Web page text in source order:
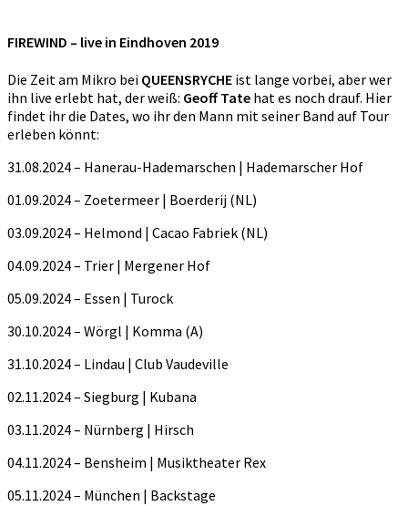
FIREWIND – live in Eindhoven 2019
Die Zeit am Mikro bei QUEENSRYCHE ist lange vorbei, aber wer
ihn live erlebt hat, der weiß: Geoff Tate hat es noch drauf. Hier
findet ihr die Dates, wo ihr den Mann mit seiner Band auf Tour
erleben könnt:
31.08.2024 – Hanerau-Hademarschen | Hademarscher Hof
01.09.2024 – Zoetermeer | Boerderij (NL)
03.09.2024 – Helmond | Cacao Fabriek (NL)
04.09.2024 – Trier | Mergener Hof
05.09.2024 – Essen | Turock
30.10.2024 – Wörgl | Komma (A)
31.10.2024 – Lindau | Club Vaudeville
02.11.2024 – Siegburg | Kubana
03.11.2024 – Nürnberg | Hirsch
04.11.2024 – Bensheim | Musiktheater Rex
05.11.2024 – München | Backstage